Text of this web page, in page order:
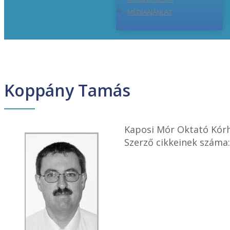
MÉDIAAJÁNLAT
Koppány Tamás
Kaposi Mór Oktató
Szerző cikkeinek